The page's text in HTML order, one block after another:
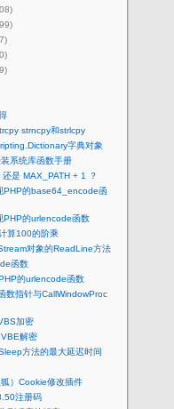
strncpy和strlcpy
字典对象
系统库函数手册
还是 MAX_PATH + 1 ？
PHP的base64_encode函
PHP的urlencode函数
算100的阶乘
对象的ReadLine方法
函数
的urlencode函数
数指针与CallWindowProc
加密
解密
方法的最大延迟时间
）Cookie修改插件
注册码